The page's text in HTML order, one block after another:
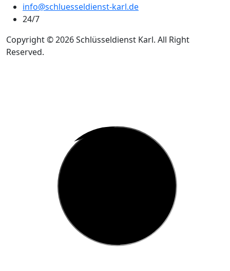
info@schluesseldienst-karl.de
24/7
Copyright © 2026 Schlüsseldienst Karl. All Right
Reserved.